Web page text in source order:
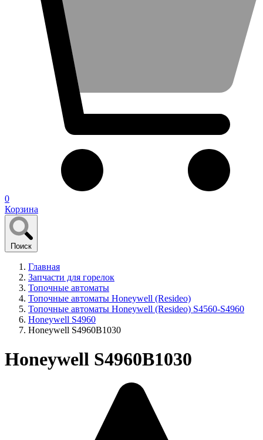
0
Корзина
Поиск
Главная
Запчасти для горелок
Топочные автоматы
Топочные автоматы Honeywell (Resideo)
Топочные автоматы Honeywell (Resideo) S4560-S4960
Honeywell S4960
Honeywell S4960B1030
Honeywell S4960B1030